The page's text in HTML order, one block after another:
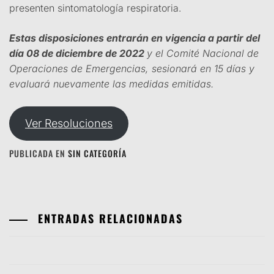
presenten sintomatología respiratoria.
Estas disposiciones entrarán en vigencia a partir del
día 08 de diciembre de 2022 y el Comité Nacional de
Operaciones de Emergencias, sesionará en 15 días y
evaluará nuevamente las medidas emitidas.
Ver Resoluciones
PUBLICADA EN SIN CATEGORÍA
ENTRADAS RELACIONADAS